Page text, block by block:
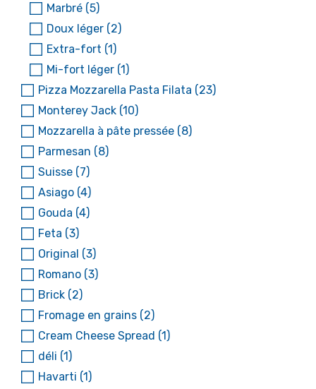
Marbré (5)
Doux léger (2)
Extra-fort (1)
Mi-fort léger (1)
Pizza Mozzarella Pasta Filata (23)
Monterey Jack (10)
Mozzarella à pâte pressée (8)
Parmesan (8)
Suisse (7)
Asiago (4)
Gouda (4)
Feta (3)
Original (3)
Romano (3)
Brick (2)
Fromage en grains (2)
Cream Cheese Spread (1)
déli (1)
Havarti (1)